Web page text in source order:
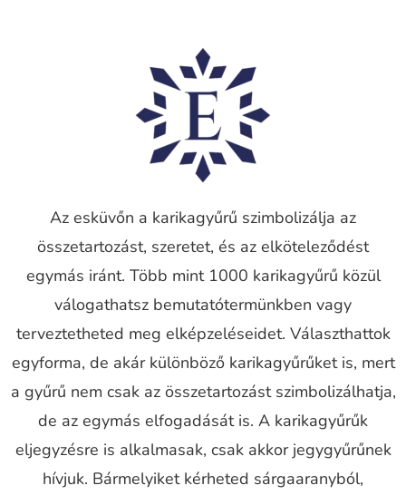
Az esküvőn a karikagyűrű szimbolizálja az
összetartozást, szeretet, és az elköteleződést
egymás iránt. Több mint 1000 karikagyűrű közül
válogathatsz bemutatótermünkben vagy
terveztetheted meg elképzeléseidet. Választhattok
egyforma, de akár különböző karikagyűrűket is, mert
a gyűrű nem csak az összetartozást szimbolizálhatja,
de az egymás elfogadását is. A karikagyűrűk
eljegyzésre is alkalmasak, csak akkor jegygyűrűnek
hívjuk. Bármelyiket kérheted sárgaaranyból,